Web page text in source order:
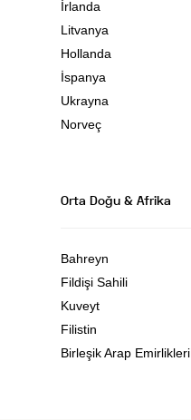
İrlanda
Litvanya
Hollanda
İspanya
Ukrayna
Norveç
Orta Doğu & Afrika
Bahreyn
Fildişi Sahili
Kuveyt
Filistin
Birleşik Arap Emirlikleri